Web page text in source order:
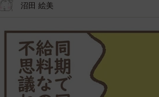
沼田 絵美